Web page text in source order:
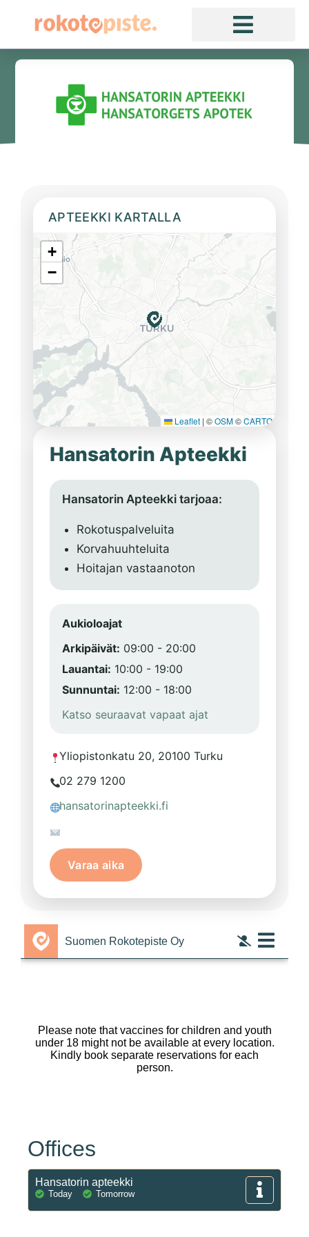
APTEEKKI KARTALLA
+
−
Leaflet | ©OSM©CARTO
Hansatorin Apteekki
Hansatorin Apteekki tarjoaa:
Rokotuspalveluita
Korvahuuhteluita
Hoitajan vastaanoton
Aukioloajat
Arkipäivät: 09:00 - 20:00
Lauantai: 10:00 - 19:00
Sunnuntai: 12:00 - 18:00
Katso seuraavat vapaat ajat
Yliopistonkatu 20, 20100 Turku
02 279 1200
hansatorinapteekki.fi
Varaa aika